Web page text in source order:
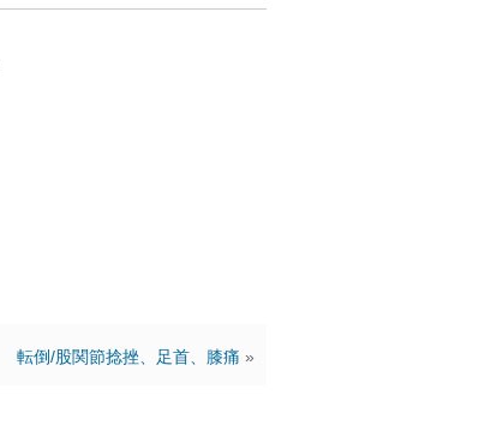
転倒/股関節捻挫、足首、膝痛 »